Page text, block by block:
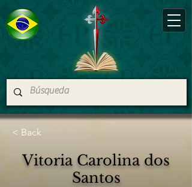
< Back
Vitoria Carolina dos
Santos